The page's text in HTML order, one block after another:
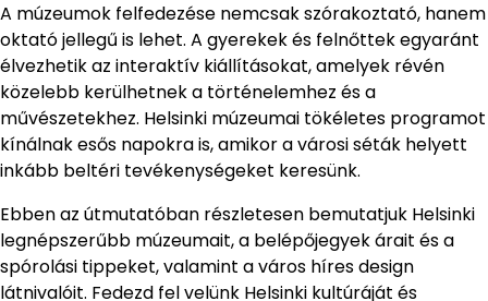
A múzeumok felfedezése nemcsak szórakoztató, hanem
oktató jellegű is lehet. A gyerekek és felnőttek egyaránt
élvezhetik az interaktív kiállításokat, amelyek révén
közelebb kerülhetnek a történelemhez és a
művészetekhez. Helsinki múzeumai tökéletes programot
kínálnak esős napokra is, amikor a városi séták helyett
inkább beltéri tevékenységeket keresünk.
Ebben az útmutatóban részletesen bemutatjuk Helsinki
legnépszerűbb múzeumait, a belépőjegyek árait és a
spórolási tippeket, valamint a város híres design
látnivalóit. Fedezd fel velünk Helsinki kultúráját és